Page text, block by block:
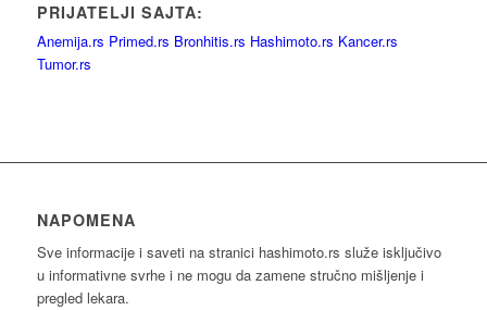
PRIJATELJI SAJTA:
Anemija.rs Primed.rs Bronhitis.rs Hashimoto.rs Kancer.rs
Tumor.rs
NAPOMENA
Sve informacije i saveti na stranici hashimoto.rs služe isključivo
u informativne svrhe i ne mogu da zamene stručno mišljenje i
pregled lekara.